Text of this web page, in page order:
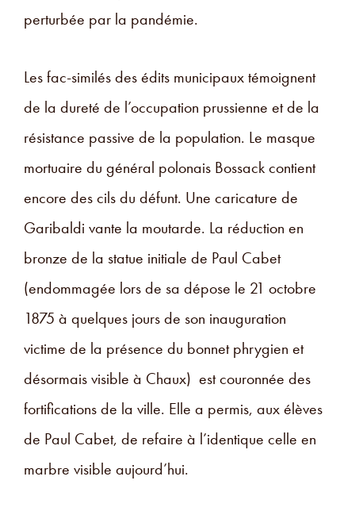
perturbée par la pandémie.
Les fac-similés des édits municipaux témoignent
de la dureté de l’occupation prussienne et de la
résistance passive de la population. Le masque
mortuaire du général polonais Bossack contient
encore des cils du défunt. Une caricature de
Garibaldi vante la moutarde. La réduction en
bronze de la statue initiale de Paul Cabet
(endommagée lors de sa dépose le 21 octobre
1875 à quelques jours de son inauguration
victime de la présence du bonnet phrygien et
désormais visible à Chaux) est couronnée des
fortifications de la ville. Elle a permis, aux élèves
de Paul Cabet, de refaire à l’identique celle en
marbre visible aujourd’hui.